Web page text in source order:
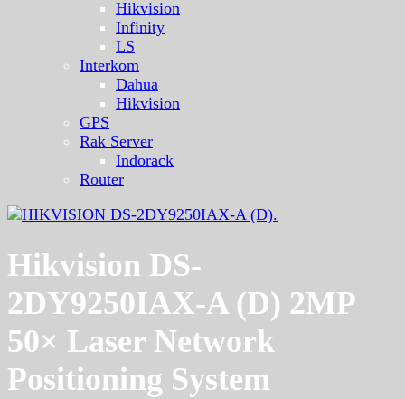
Hikvision
Infinity
LS
Interkom
Dahua
Hikvision
GPS
Rak Server
Indorack
Router
Hikvision DS-
2DY9250IAX-A (D) 2MP
50× Laser Network
Positioning System